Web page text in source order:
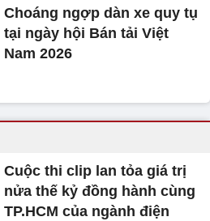
Choáng ngợp dàn xe quy tụ
tại ngày hội Bán tải Việt
Nam 2026
Cuộc thi clip lan tỏa giá trị
nửa thế kỷ đồng hành cùng
TP.HCM của ngành điện